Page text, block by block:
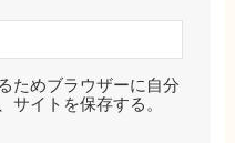
ためブラウザーに自分
サイトを保存する。